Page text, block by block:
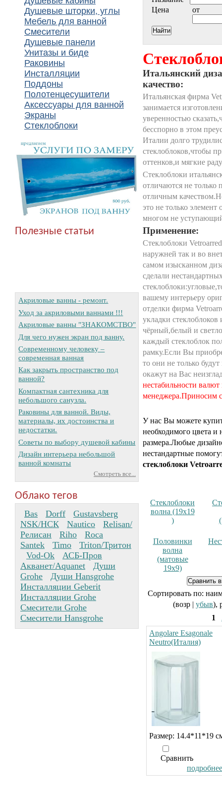
Душевые шторки, углы
Мебель для ванной
Смесители
Душевые панели
Унитазы и биде
Раковины
Инсталляции
Поддоны
Полотенцесушители
Аксессуары для ванной
Экраны
Стеклоблоки
Полезные статьи
Акриловые ванны - ремонт.
Уход за акриловыми ваннами !!!
Акриловые ванны "ЗНАКОМСТВО"
Для чего нужен экран под ванну.
Современному человеку –
современная ванная
Как закрыть пространство под
ванной?
Компактная сантехника для
небольшого санузла.
Раковины для ванной. Виды,
материалы, их достоинства и
недостатки.
Советы по выбору душевой кабины
Дизайн интерьера небольшой
ванной комнаты
Смотреть все...
Облако тегов
Bas Dorff
Gustavsberg
NSK/НСК
Nautico
Relisan/
Релисан
Riho
Roca
Santek
Timo
Triton/Тритон
Vod-Ok
АСБ-Пров
Акванет/Aquanet
Души
Grohe
Души Hansgrohe
Инсталляции Geberit
Инсталляции Grohe
Смесители Grohe
Смесители Hansgrohe
Цена
от
Итальянский
качество:
Итальянская фирма
занимается
уверенностью
бесспорно в этом
Италии долго
стеклоблоков,чтобы
оттенков,и мягкие
Стеклоблоки
отличаются не
отличным
это не только элемент
многом не
Применение:
Стеклоблоки
наружней так и во
самом изысканном
сделали
вашему интерьеру
отделки фирма
укладки стеклоблоков
чёрный,белый и
каждый стеклоблок
рамку.Если Вы
то они не только
окажут на Вас
нестабильности
менеджера.Приносим
У нас Вы можете
необходимого цвета и
размера.Любые
нестандартные
стеклоблоки
Стеклоблоки
волна (19x19
)
Половинки
волна
(матовые
19x9)
Сортировать по:
(возр | убыв),
1
Angolare Esagonale
Neutro(Италия)
Размер: 14.4*11*19
Сравнить